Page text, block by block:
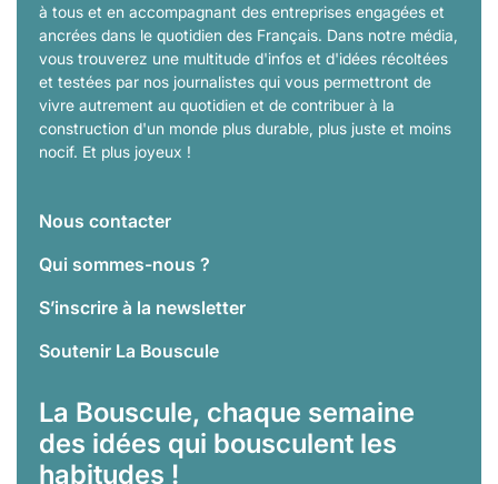
à tous et en accompagnant des entreprises engagées et
ancrées dans le quotidien des Français. Dans notre média,
vous trouverez une multitude d'infos et d'idées récoltées
et testées par nos journalistes qui vous permettront de
vivre autrement au quotidien et de contribuer à la
construction d'un monde plus durable, plus juste et moins
nocif. Et plus joyeux !
Nous contacter
Qui sommes-nous ?
S’inscrire à la newsletter
Soutenir La Bouscule
La Bouscule, chaque semaine
des idées qui bousculent les
habitudes !